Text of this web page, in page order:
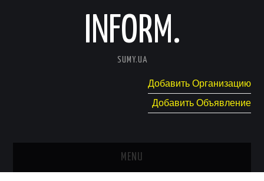
INFORM.
SUMY.UA
Добавить Организацию
Добавить Объявление
MENU